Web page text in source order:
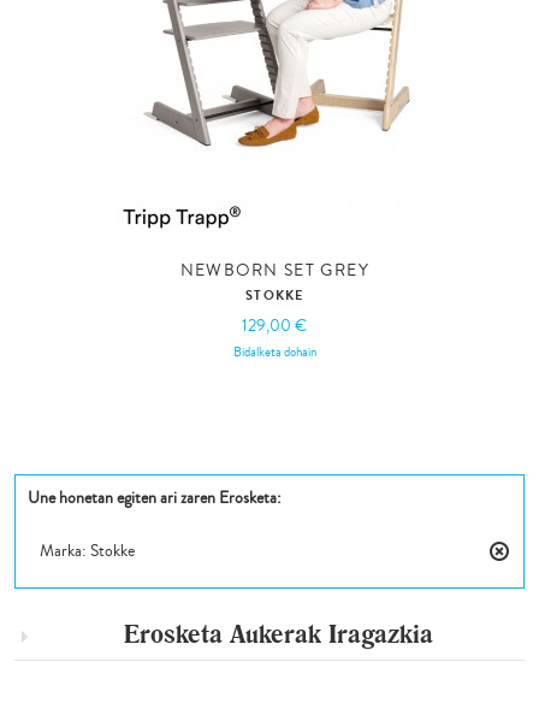
NEWBORN SET GREY
STOKKE
129,00 €
Bidalketa dohain
Une honetan egiten ari zaren Erosketa:
Marka: Stokke
Erosketa Aukerak Iragazkia